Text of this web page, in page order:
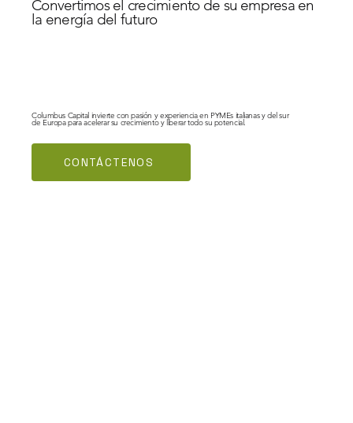
Convertimos el crecimiento de su empresa en
la energía del futuro
Columbus Capital invierte con pasión y experiencia en PYMEs italianas y del sur
de Europa para acelerar su crecimiento y liberar todo su potencial.
CONTÁCTENOS